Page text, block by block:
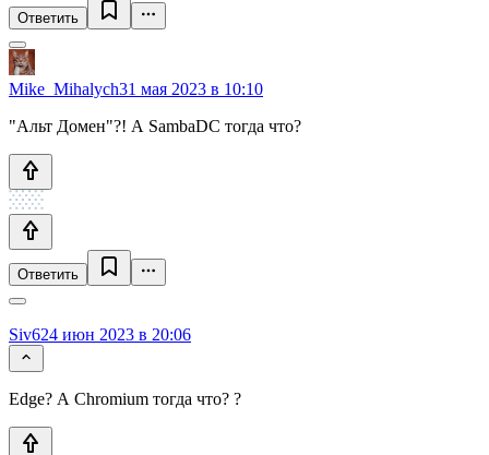
Ответить
Mike_Mihalych31 мая 2023 в 10:10
"Альт Домен"?! А SambaDC тогда что?
Ответить
Siv624 июн 2023 в 20:06
Edge? А Chromium тогда что? ?